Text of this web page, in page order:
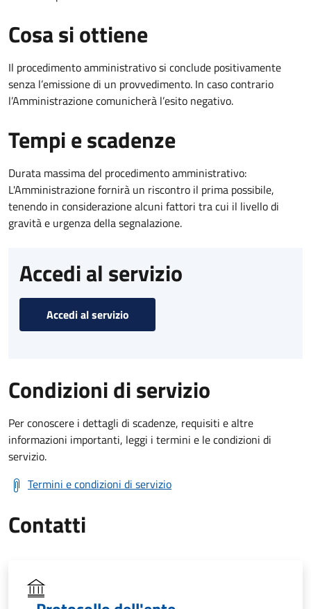
Cosa si ottiene
Il procedimento amministrativo si conclude positivamente
senza l’emissione di un provvedimento. In caso contrario
l’Amministrazione comunicherà l’esito negativo.
Tempi e scadenze
Durata massima del procedimento amministrativo:
L'Amministrazione fornirà un riscontro il prima possibile,
tenendo in considerazione alcuni fattori tra cui il livello di
gravità e urgenza della segnalazione.
Accedi al servizio
Accedi al servizio
Condizioni di servizio
Per conoscere i dettagli di scadenze, requisiti e altre
informazioni importanti, leggi i termini e le condizioni di
servizio.
Termini e condizioni di servizio
Contatti